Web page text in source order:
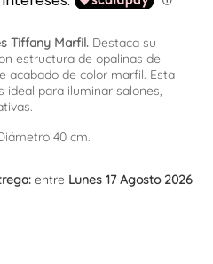
Tiffany Marfil. Destaca su
estructura de opalinas de
acabado de color marfil. Esta
ideal para iluminar salones,
40 cm.
entre Lunes 17 Agosto 2026